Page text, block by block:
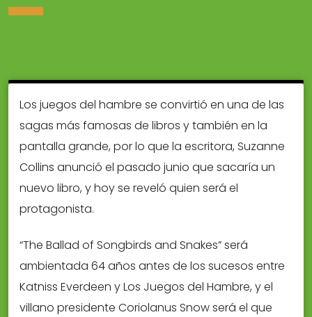
Los juegos del hambre se convirtió en una de las
sagas más famosas de libros y también en la
pantalla grande, por lo que la escritora, Suzanne
Collins anunció el pasado junio que sacaría un
nuevo libro, y hoy se reveló quien será el
protagonista.
“The Ballad of Songbirds and Snakes” será
ambientada 64 años antes de los sucesos entre
Katniss Everdeen y Los Juegos del Hambre, y el
villano presidente Coriolanus Snow será el que